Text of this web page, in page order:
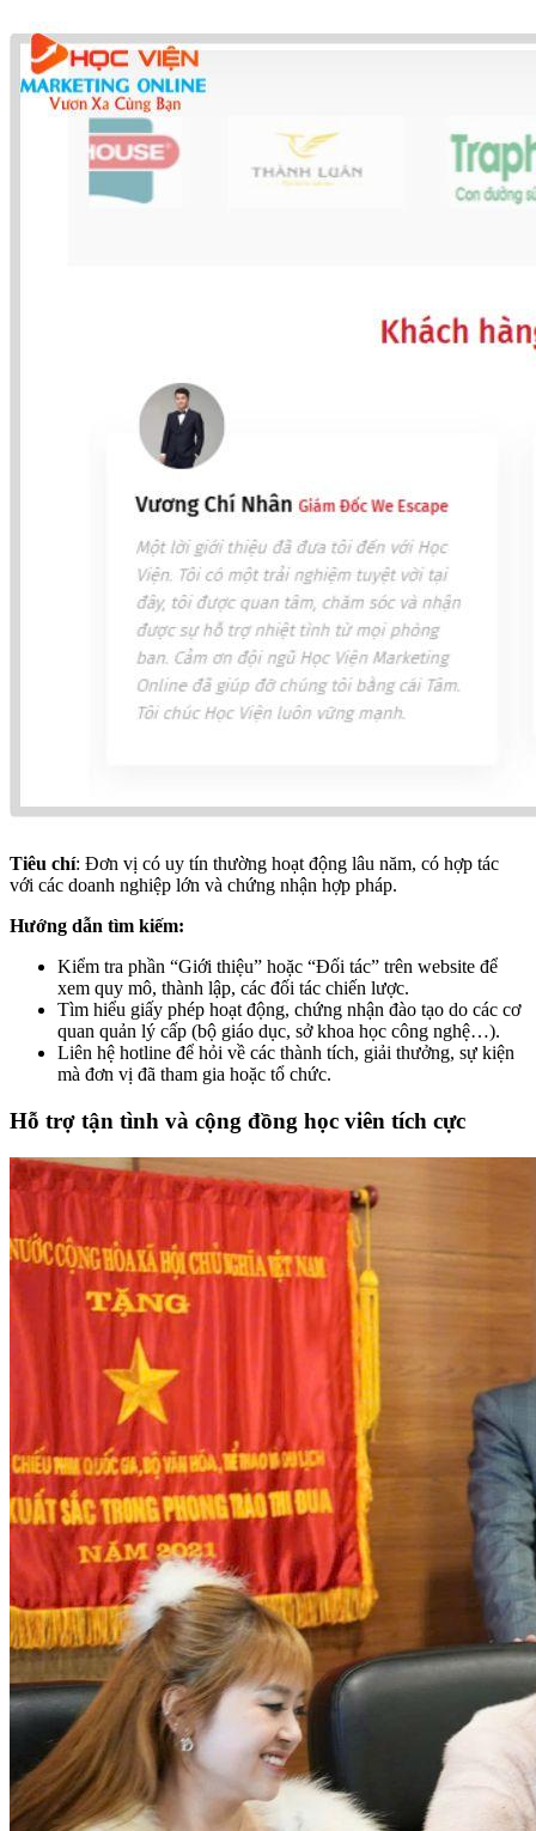
Tiêu chí: Đơn vị có uy tín thường hoạt động lâu năm, có hợp tác
với các doanh nghiệp lớn và chứng nhận hợp pháp.
Hướng dẫn tìm kiếm:
Kiểm tra phần “Giới thiệu” hoặc “Đối tác” trên website để
xem quy mô, thành lập, các đối tác chiến lược.
Tìm hiểu giấy phép hoạt động, chứng nhận đào tạo do các cơ
quan quản lý cấp (bộ giáo dục, sở khoa học công nghệ…).
Liên hệ hotline để hỏi về các thành tích, giải thưởng, sự kiện
mà đơn vị đã tham gia hoặc tổ chức.
Hỗ trợ tận tình và cộng đồng học viên tích cực